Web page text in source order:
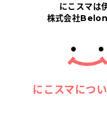
にこスマについて
サポートセンター
お客さまの声
にこスマは
株式会社
にこスマにつ